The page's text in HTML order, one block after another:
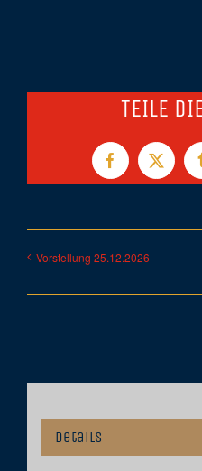
TEILE
Facebook
X
Vorstellung 25.12.2026
Details